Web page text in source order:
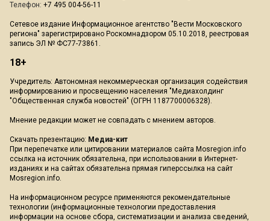
Телефон: +7 495 004-56-11
Сетевое издание Информационное агентство "Вести Московского
региона" зарегистрировано Роскомнадзором 05.10.2018, реестровая
запись ЭЛ № ФС77-73861.
18+
Учредитель: Автономная некоммерческая организация содействия
информированию и просвещению населения "Медиахолдинг
"Общественная служба новостей" (ОГРН 1187700006328).
Мнение редакции может не совпадать с мнением авторов.
Скачать презентацию: Медиа-кит
При перепечатке или цитировании материалов сайта Mosregion.info
ссылка на источник обязательна, при использовании в Интернет-
изданиях и на сайтах обязательна прямая гиперссылка на сайт
Mosregion.info.
На информационном ресурсе применяются рекомендательные
технологии (информационные технологии предоставления
информации на основе сбора, систематизации и анализа сведений,